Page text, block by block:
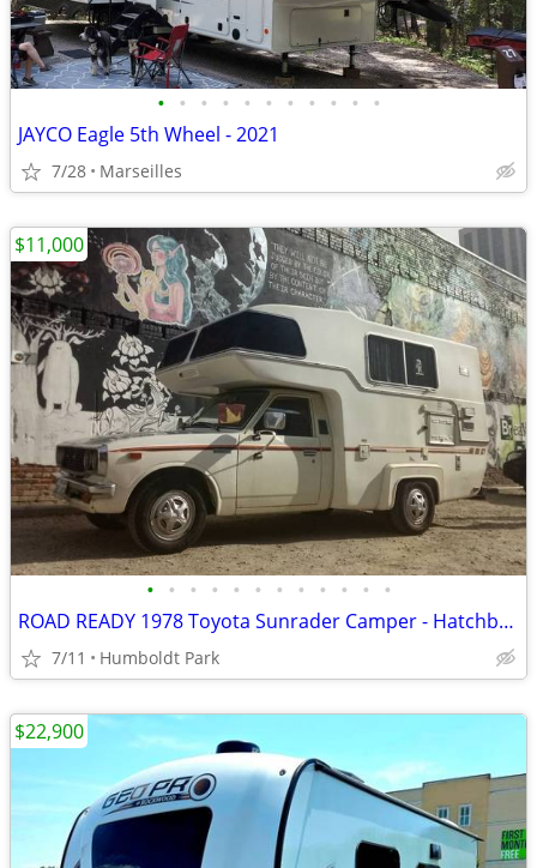
• • • • • • • • • • •
JAYCO Eagle 5th Wheel - 2021
7/28 Marseilles
• • • • • • • • • • • •
ROAD READY 1978 Toyota Sunrader Camper - Hatchback
7/11 Humboldt Park
$11,000
$22,900